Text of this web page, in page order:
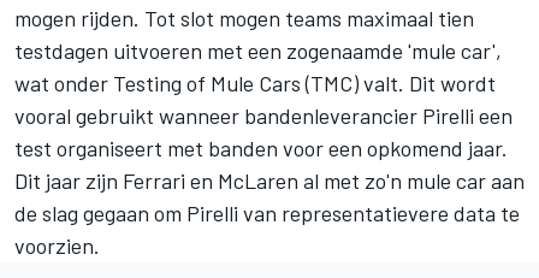
mogen rijden. Tot slot mogen teams maximaal tien
testdagen uitvoeren met een zogenaamde 'mule car',
wat onder Testing of Mule Cars (TMC) valt. Dit wordt
vooral gebruikt wanneer bandenleverancier Pirelli een
test organiseert met banden voor een opkomend jaar.
Dit jaar zijn Ferrari en McLaren al met zo'n mule car aan
de slag gegaan om Pirelli van representatievere data te
voorzien.